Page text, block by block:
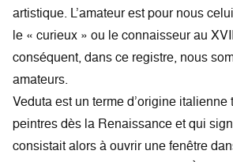
artistique. L’amateur est pour nous
le « curieux » ou le connaisseur au
conséquent, dans ce registre, nous
amateurs.
Veduta est un terme d’origine
peintres dès la Renaissance et qui
consistait alors à ouvrir une fenêtre